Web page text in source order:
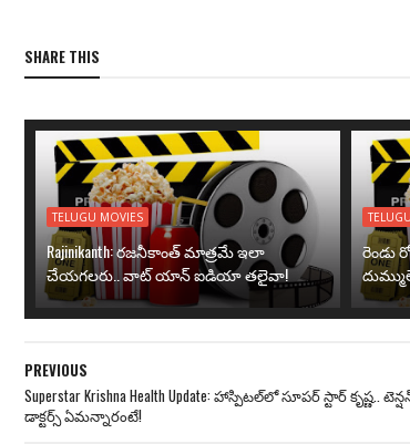
SHARE THIS
TELUGU MOVIES
Rajinikanth: రజనీకాంత్ మాత్రమే ఇలా
చేయగలరు.. వాట్ యాన్ ఐడియా తలైవా!
రెండు
PREVIOUS
Superstar Krishna Health Update: హాస్పిటల్‌లో సూపర్ స్టార్ కృష్ణ..
డాక్టర్స్ ఏమన్నారంటే!